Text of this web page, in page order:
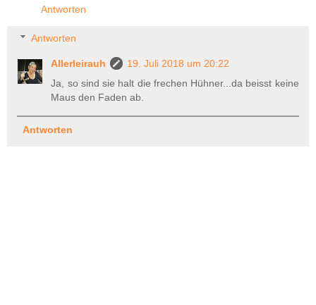
Antworten
Antworten
Allerleirauh
19. Juli 2018 um 20:22
Ja, so sind sie halt die frechen Hühner...da beisst keine
Maus den Faden ab.
Antworten